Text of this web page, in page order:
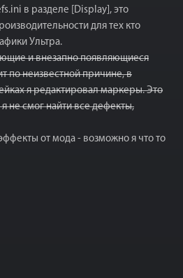
в разделе [Display], это
для тех кто
Ультра.
и внезапно появляющиеся
по неизвестной причине, в
я редактировал маркеры. Это
не смог найти все дефекты,
от мода - возможно я что то